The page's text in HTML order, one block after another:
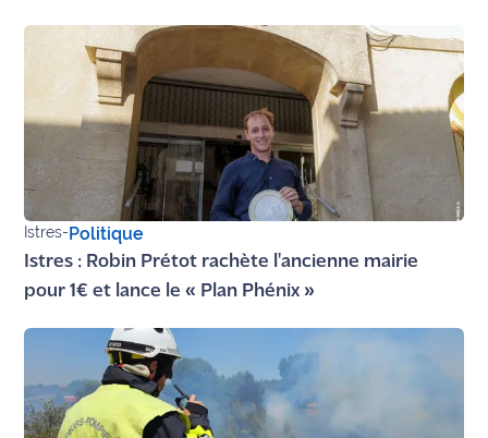
Istres-Politique
Istres : Robin Prétot rachète l'ancienne mairie
pour 1€ et lance le « Plan Phénix »